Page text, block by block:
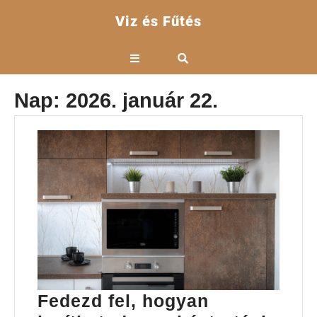
Viz és Fűtés
Open
Button
Nap: 2026. január 22.
Fedezd fel, hogyan